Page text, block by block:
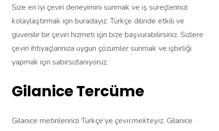
Size en iyi çeviri deneyimini sunmak ve iş süreçlerinizi
kolaylaştırmak için buradayız. Türkçe dilinde etkili ve
güvenilir bir çeviri hizmeti için bize başvurabilirsiniz. Sizlere
çeviri ihtiyaçlarınıza uygun çözümler sunmak ve işbirliği
yapmak için sabırsızlanıyoruz.
Gilanice Tercüme
Gilanice metinlerinizi Türkçe’ye çevirmekteyiz. Gilanice